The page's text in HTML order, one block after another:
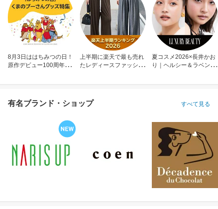
8月3日ははちみつの日！
原作デビュー100周年も
上半期に楽天で最も売れ
たレディースファッショ
夏コスメ2026×長井かお
り｜ヘルシー＆ラベンダ
有名ブランド・ショップ すべて見る